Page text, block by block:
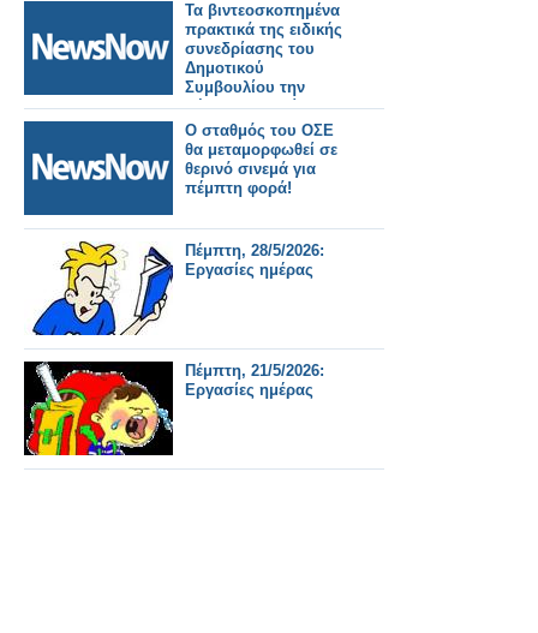
Τα βιντεοσκοπημένα
πρακτικά της ειδικής
συνεδρίασης του
Δημοτικού
Συμβουλίου την
Πέμπτη 2 Ιουλίου
2026. Εκλογή νέου
Προεδρείου και
Δημοτικής
Επιτροπής.
Ο σταθμός του ΟΣΕ
θα μεταμορφωθεί σε
θερινό σινεμά για
πέμπτη φορά!
Πέμπτη, 28/5/2026:
Εργασίες ημέρας
Πέμπτη, 21/5/2026:
Εργασίες ημέρας